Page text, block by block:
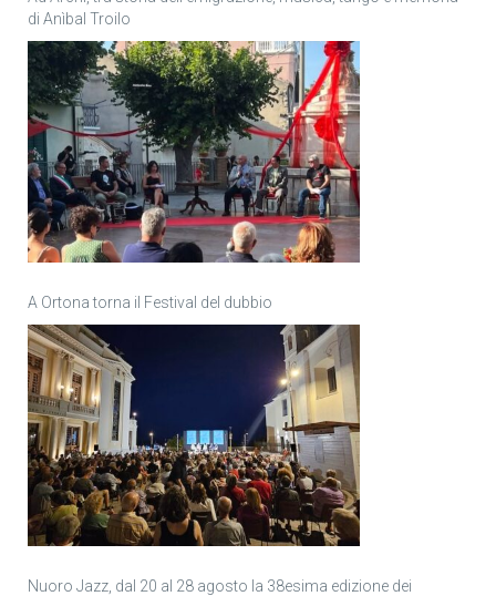
di Anìbal Troilo
A Ortona torna il Festival del dubbio
Nuoro Jazz, dal 20 al 28 agosto la 38esima edizione dei